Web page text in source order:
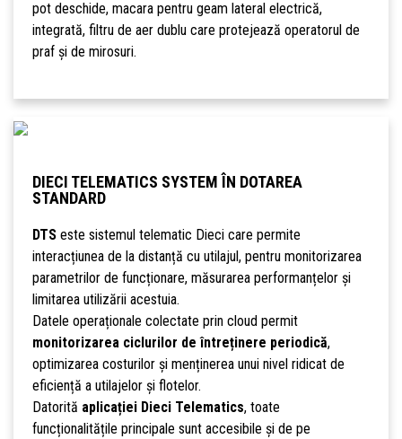
pot deschide, macara pentru geam lateral electrică,
integrată, filtru de aer dublu care protejează operatorul de
praf și de mirosuri.
DIECI TELEMATICS SYSTEM ÎN DOTAREA
STANDARD
DTSeste sistemul telematic Dieci care permite
interacțiunea de la distanță cu utilajul, pentru monitorizarea
parametrilor de funcționare, măsurarea performanțelor și
limitarea utilizării acestuia.
Datele operaționale colectate prin cloud permit
monitorizarea ciclurilor de întreținere periodică,
optimizarea costurilor și menținerea unui nivel ridicat de
eficiență a utilajelor și flotelor.
Datorită aplicației Dieci Telematics, toate
funcționalitățile principale sunt accesibile și de pe